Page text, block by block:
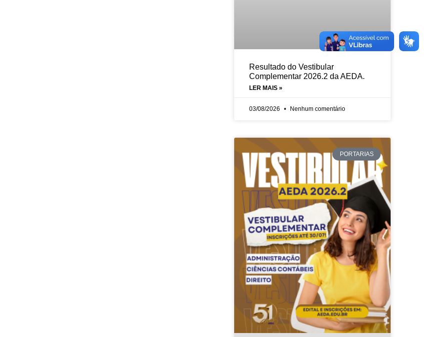
Resultado do Vestibular
Complementar 2026.2 da AEDA.
LER MAIS »
03/08/2026 Nenhum comentário
PORTARIAS